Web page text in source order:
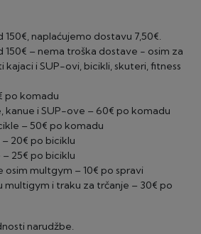
150€, naplaćujemo dostavu 7,50€.
150€ – nema troška dostave - osim za
kajaci i SUP-ovi, bicikli, skuteri, fitness
po komadu
kanue i SUP-ove – 60€ po komadu
– 50€ po komadu
20€ po biciklu
25€ po biciklu
osim multgym – 10€ po spravi
multigym i traku za trčanje – 30€ po
narudžbe.